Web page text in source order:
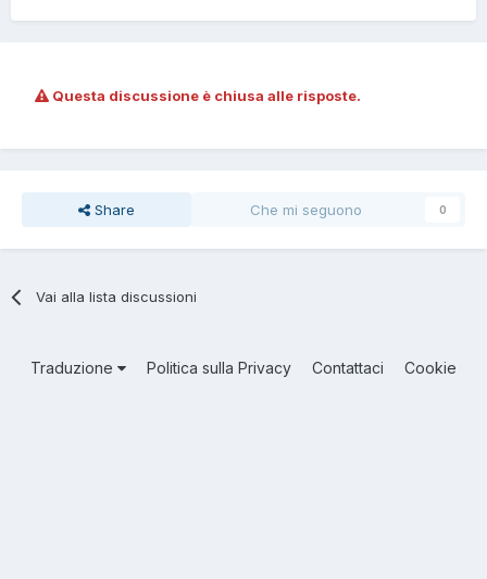
Questa discussione è chiusa alle risposte.
Share Che mi seguono 0
Vai alla lista discussioni
Traduzione Politica sulla Privacy Contattaci Cookie